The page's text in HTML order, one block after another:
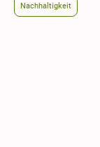
Nachhaltigkeit